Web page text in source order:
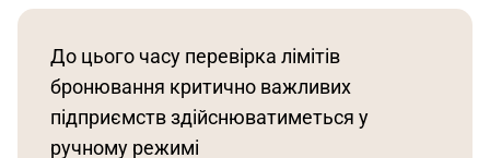
До цього часу перевірка лімітів
бронювання критично важливих
підприємств здійснюватиметься у
ручному режимі